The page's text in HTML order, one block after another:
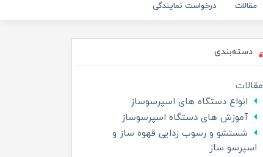
مقالات درخواست نمایندگی
دسته‌بندی
مقالات
انواع دستگاه های اسپرسوساز
آموزش های دستگاه اسپرسوساز
شستشو و رسوب زدایی قهوه ساز و
اسپرسو ساز